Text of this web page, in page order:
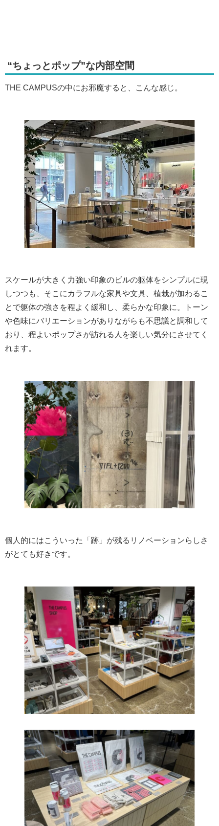
“ちょっとポップ”な内部空間
THE CAMPUSの中にお邪魔すると、こんな感じ。
スケールが大きく力強い印象のビルの躯体をシンプルに現
しつつも、そこにカラフルな家具や文具、植栽が加わるこ
とで躯体の強さを程よく緩和し、柔らかな印象に。トーン
や色味にバリエーションがありながらも不思議と調和して
おり、程よいポップさが訪れる人を楽しい気分にさせてく
れます。
個人的にはこういった「跡」が残るリノベーションらしさ
がとても好きです。